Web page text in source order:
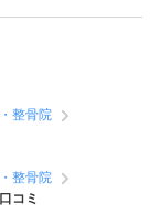
整骨院
整骨院
口コミ